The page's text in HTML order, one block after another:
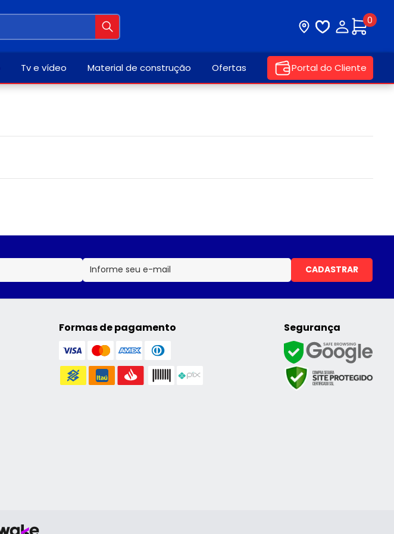
Visite nossa loja
Lista deMinha
0
Tv e vídeo Material de construção Ofertas Portal do Cliente
CADASTRAR
Formas de pagamento Segurança